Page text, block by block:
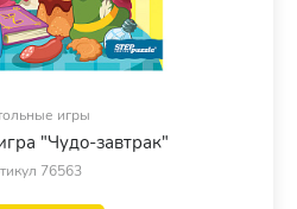
игры
"Чудо-завтрак"
76563